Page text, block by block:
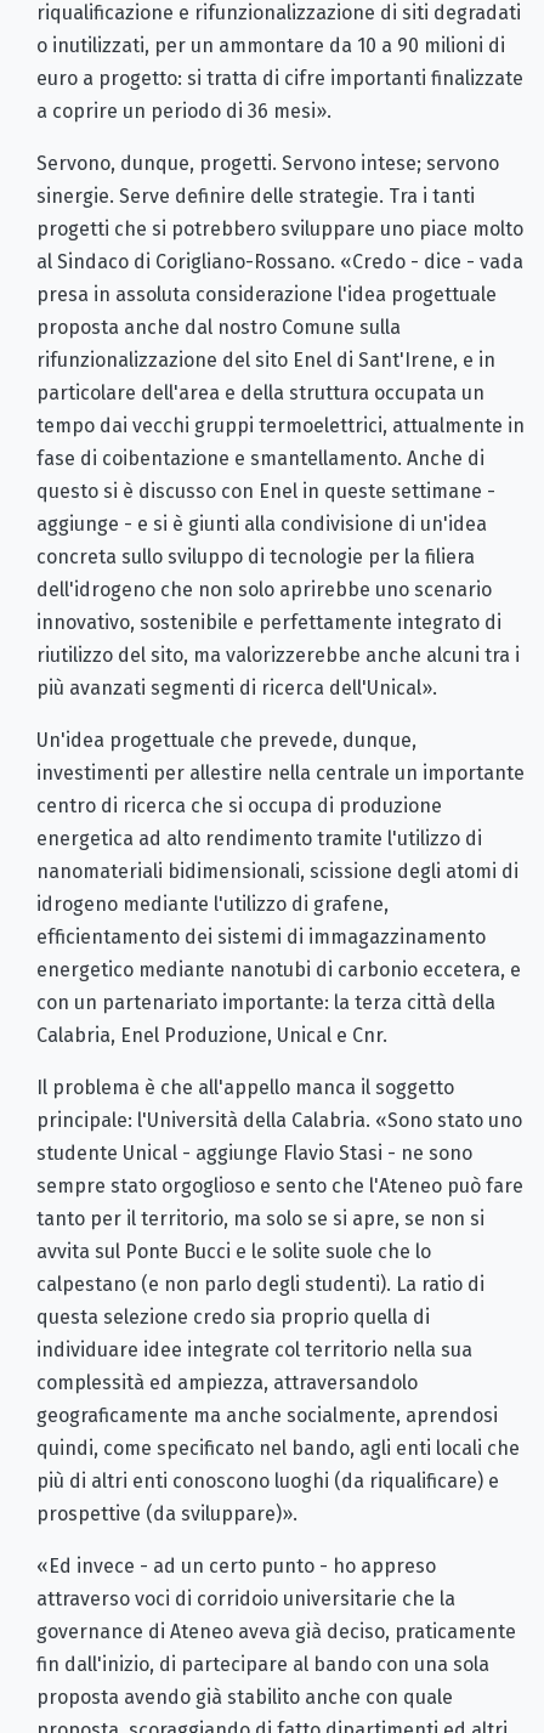
riqualificazione e rifunzionalizzazione di siti degradati
o inutilizzati, per un ammontare da 10 a 90 milioni di
euro a progetto: si tratta di cifre importanti finalizzate
a coprire un periodo di 36 mesi».
Servono, dunque, progetti. Servono intese; servono
sinergie. Serve definire delle strategie. Tra i tanti
progetti che si potrebbero sviluppare uno piace molto
al Sindaco di Corigliano-Rossano. «Credo - dice - vada
presa in assoluta considerazione l'idea progettuale
proposta anche dal nostro Comune sulla
rifunzionalizzazione del sito Enel di Sant'Irene, e in
particolare dell'area e della struttura occupata un
tempo dai vecchi gruppi termoelettrici, attualmente in
fase di coibentazione e smantellamento. Anche di
questo si è discusso con Enel in queste settimane -
aggiunge - e si è giunti alla condivisione di un'idea
concreta sullo sviluppo di tecnologie per la filiera
dell'idrogeno che non solo aprirebbe uno scenario
innovativo, sostenibile e perfettamente integrato di
riutilizzo del sito, ma valorizzerebbe anche alcuni tra i
più avanzati segmenti di ricerca dell'Unical».
Un'idea progettuale che prevede, dunque,
investimenti per allestire nella centrale un importante
centro di ricerca che si occupa di produzione
energetica ad alto rendimento tramite l'utilizzo di
nanomateriali bidimensionali, scissione degli atomi di
idrogeno mediante l'utilizzo di grafene,
efficientamento dei sistemi di immagazzinamento
energetico mediante nanotubi di carbonio eccetera, e
con un partenariato importante: la terza città della
Calabria, Enel Produzione, Unical e Cnr.
Il problema è che all'appello manca il soggetto
principale: l'Università della Calabria. «Sono stato uno
studente Unical - aggiunge Flavio Stasi - ne sono
sempre stato orgoglioso e sento che l'Ateneo può fare
tanto per il territorio, ma solo se si apre, se non si
avvita sul Ponte Bucci e le solite suole che lo
calpestano (e non parlo degli studenti). La ratio di
questa selezione credo sia proprio quella di
individuare idee integrate col territorio nella sua
complessità ed ampiezza, attraversandolo
geograficamente ma anche socialmente, aprendosi
quindi, come specificato nel bando, agli enti locali che
più di altri enti conoscono luoghi (da riqualificare) e
prospettive (da sviluppare)».
«Ed invece - ad un certo punto - ho appreso
attraverso voci di corridoio universitarie che la
governance di Ateneo aveva già deciso, praticamente
fin dall'inizio, di partecipare al bando con una sola
proposta avendo già stabilito anche con quale